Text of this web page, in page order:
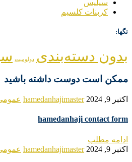
سیلیس
کربنات کلسیم
تگها:
بدون دسته‌بندی دولومیت
ممکن است دوست داشته باشید
اکتبر 9, 2024 hamedanhajimaster
hamedanhaji contact form
ادامه مطلب
اکتبر 9, 2024
hamedanhajimaster